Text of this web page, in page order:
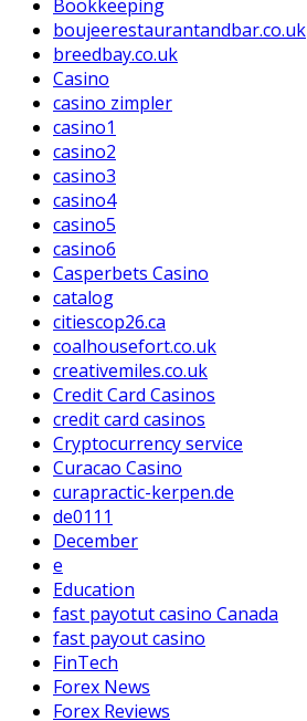
Bookkeeping
boujeerestaurantandbar.co.uk
breedbay.co.uk
Casino
casino zimpler
casino1
casino2
casino3
casino4
casino5
casino6
Casperbets Casino
catalog
citiescop26.ca
coalhousefort.co.uk
creativemiles.co.uk
Credit Card Casinos
credit card casinos
Cryptocurrency service
Curacao Casino
curapractic-kerpen.de
de0111
December
e
Education
fast payotut casino Canada
fast payout casino
FinTech
Forex News
Forex Reviews